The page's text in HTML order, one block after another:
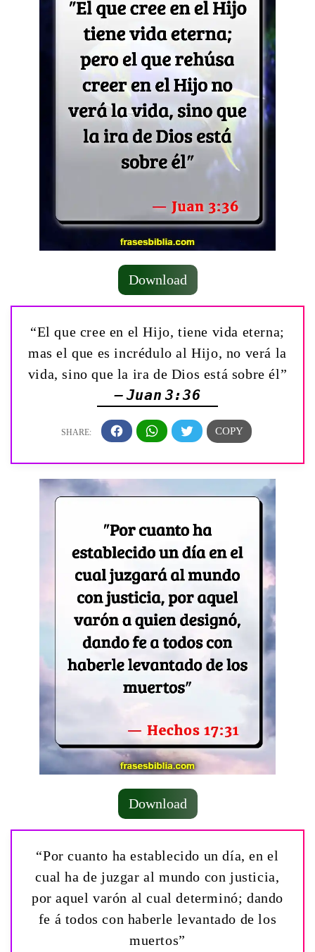
Download
“El que cree en el Hijo, tiene vida eterna;
mas el que es incrédulo al Hijo, no verá la
vida, sino que la ira de Dios está sobre él”
— Juan 3:36
Download
“Por cuanto ha establecido un día, en el
cual ha de juzgar al mundo con justicia,
por aquel varón al cual determinó; dando
fe á todos con haberle levantado de los
muertos”